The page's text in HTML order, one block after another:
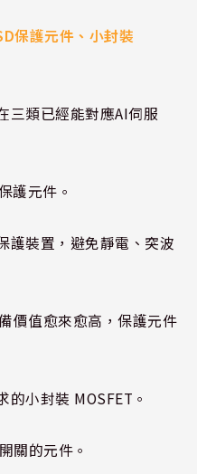
保護元件、小封裝
三類已經能對應AI伺服
護元件。
護裝置，避免靜電、突波
價值愈來愈高，保護元件
小封裝 MOSFET。
關的元件。